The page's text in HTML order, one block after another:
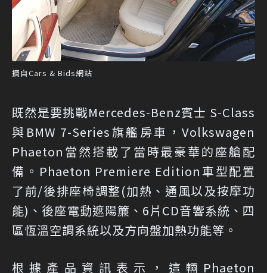
摘自Cars & Bids網站
既然是要挑戰Mercedes-Benz賓士 S-Class
與BMW 7-Series旗艦房車，Volkswagen
Phaeton當然搭載了當時最豪華的座艙配
備。Phaeton Premiere Edition車型配置
了前/後排座椅調整(加熱、通風以及按摩功
能)、後座電動遮陽簾、6片CD音響系統、四
區恆溫空調系統以及方向盤加熱功能等。
根據產品資訊表示，這輛Phaeton